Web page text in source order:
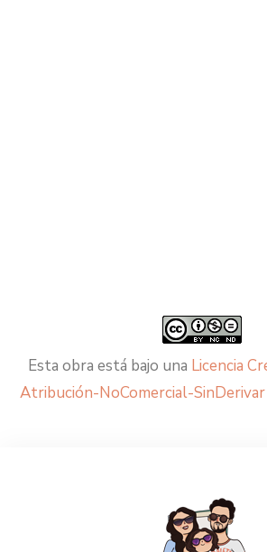
Esta obra está bajo una Licencia
Atribución-NoComercial-